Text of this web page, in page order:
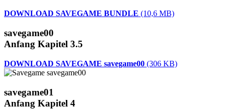
DOWNLOAD SAVEGAME BUNDLE (10,6 MB)
savegame00
Anfang Kapitel 3.5
DOWNLOAD SAVEGAME savegame00 (306 KB)
savegame01
Anfang Kapitel 4